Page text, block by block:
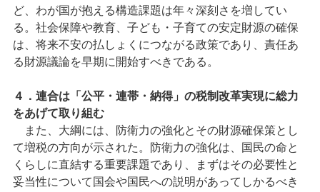
ど、わが国が抱える構造課題は年々深刻さを増してい
る。社会保障や教育、子ども・子育ての安定財源の確保
は、将来不安の払しょくにつながる政策であり、責任あ
る財源議論を早期に開始すべきである。
４．連合は「公平・連帯・納得」の税制改革実現に総力
をあげて取り組む
また、大綱には、防衛力の強化とその財源確保策とし
て増税の方向が示された。防衛力の強化は、国民の命と
くらしに直結する重要課題であり、まずはその必要性と
妥当性について国会や国民への説明があってしかるべき